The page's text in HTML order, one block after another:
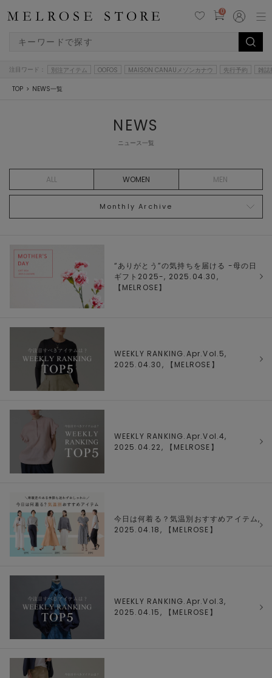
0
注目ワード： 別注アイテム OOFOS MAISON CANAUメゾンカナウ 先行予約 雑誌
TOP NEWS一覧
NEWS
ニュース一覧
ALL WOMEN MEN
Monthly Archive
“ありがとう”の気持ちを届ける -母の日
ギフト2025-, 2025.04.30,
【 MELROSE】
WEEKLY RANKING.Apr.Vol.5,
2025.04.30, 【 MELROSE 】
WEEKLY RANKING.Apr.Vol.4,
2025.04.22, 【 MELROSE 】
今日は何着る？気温別おすすめアイテム,
2025.04.18, 【 MELROSE 】
WEEKLY RANKING.Apr.Vol.3,
2025.04.15, 【 MELROSE 】